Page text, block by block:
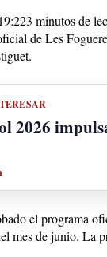
3 minutos de
de Les
2026
el programa
mes de junio. La